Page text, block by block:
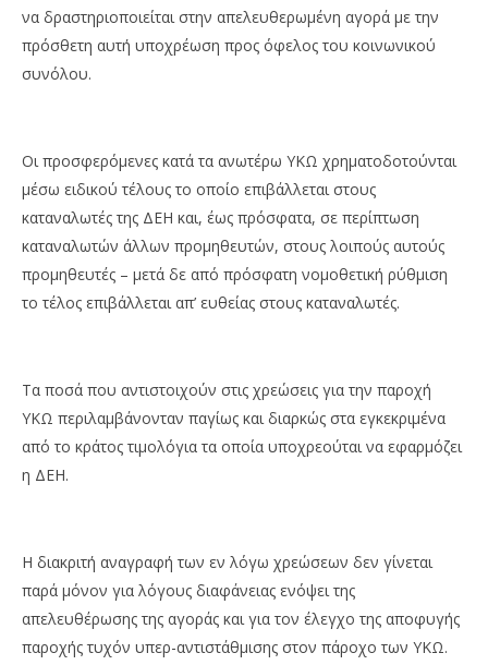
να δραστηριοποιείται στην απελευθερωμένη αγορά με την
πρόσθετη αυτή υποχρέωση προς όφελος του κοινωνικού
συνόλου.
Οι προσφερόμενες κατά τα ανωτέρω ΥΚΩ χρηματοδοτούνται
μέσω ειδικού τέλους το οποίο επιβάλλεται στους
καταναλωτές της ΔΕΗ και, έως πρόσφατα, σε περίπτωση
καταναλωτών άλλων προμηθευτών, στους λοιπούς αυτούς
προμηθευτές – μετά δε από πρόσφατη νομοθετική ρύθμιση
το τέλος επιβάλλεται απ’ ευθείας στους καταναλωτές.
Τα ποσά που αντιστοιχούν στις χρεώσεις για την παροχή
ΥΚΩ περιλαμβάνονταν παγίως και διαρκώς στα εγκεκριμένα
από το κράτος τιμολόγια τα οποία υποχρεούται να εφαρμόζει
η ΔΕΗ.
Η διακριτή αναγραφή των εν λόγω χρεώσεων δεν γίνεται
παρά μόνον για λόγους διαφάνειας ενόψει της
απελευθέρωσης της αγοράς και για τον έλεγχο της αποφυγής
παροχής τυχόν υπερ-αντιστάθμισης στον πάροχο των ΥΚΩ.